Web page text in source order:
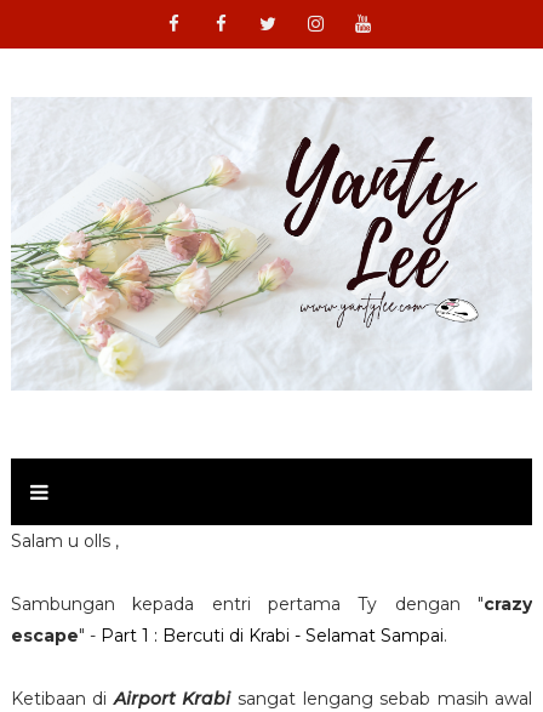
Salam u olls ,
Sambungan kepada entri pertama Ty dengan "crazy
escape" - Part 1 : Bercuti di Krabi - Selamat Sampai.
Ketibaan diAirport Krabisangat lengang sebab masih awal